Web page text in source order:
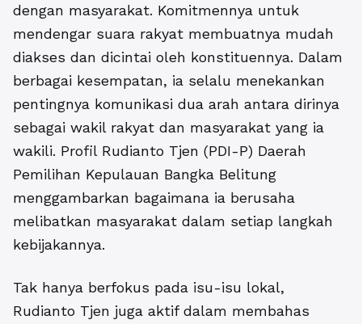
dengan masyarakat. Komitmennya untuk
mendengar suara rakyat membuatnya mudah
diakses dan dicintai oleh konstituennya. Dalam
berbagai kesempatan, ia selalu menekankan
pentingnya komunikasi dua arah antara dirinya
sebagai wakil rakyat dan masyarakat yang ia
wakili. Profil Rudianto Tjen (PDI-P) Daerah
Pemilihan Kepulauan Bangka Belitung
menggambarkan bagaimana ia berusaha
melibatkan masyarakat dalam setiap langkah
kebijakannya.
Tak hanya berfokus pada isu-isu lokal,
Rudianto Tjen juga aktif dalam membahas